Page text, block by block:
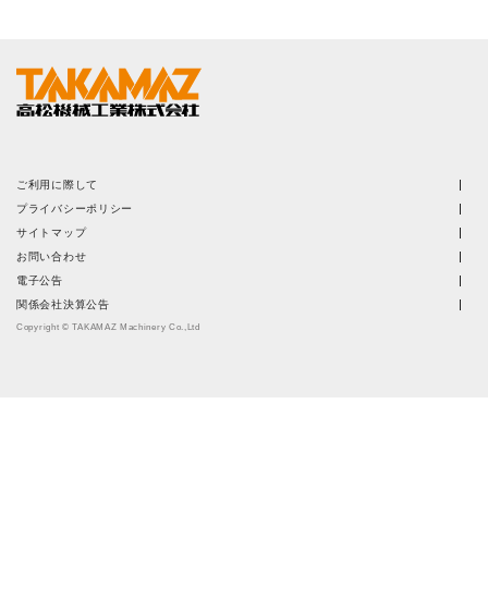
ご利用に際して
プライバシーポリシー
サイトマップ
お問い合わせ
電子公告
関係会社決算公告
Copyright © TAKAMAZ Machinery Co.,Ltd